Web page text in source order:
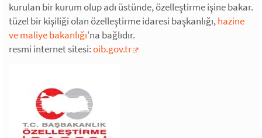
kurulan bir kurum olup adı üstünde, özelleştirme işine bakar.
tüzel bir kişiliği olan özelleştirme idaresi başkanlığı,hazine
ve maliye bakanlığı'na bağlıdır.
resmi internet sitesi:oib.gov.tr